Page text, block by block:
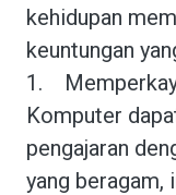
kehidupan
keuntungan
1.
Komputer
pengajaran
yang beragam,